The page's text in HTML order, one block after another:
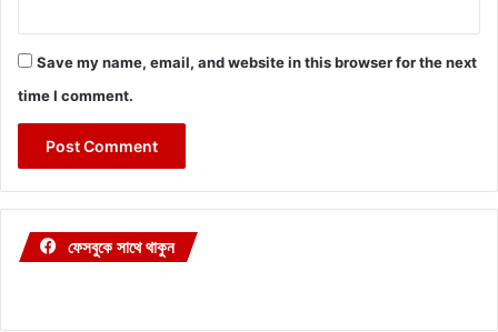
Save my name, email, and website in this browser for the next
time I comment.
ফেসবুকে সাথে থাকুন